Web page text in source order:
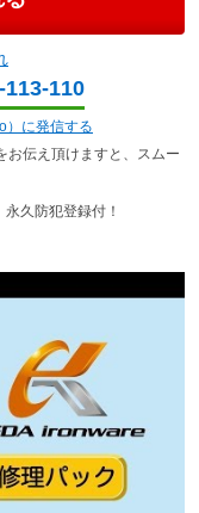
113-110
）に発信する
お伝え頂けますと、スムー
久防犯登録付！